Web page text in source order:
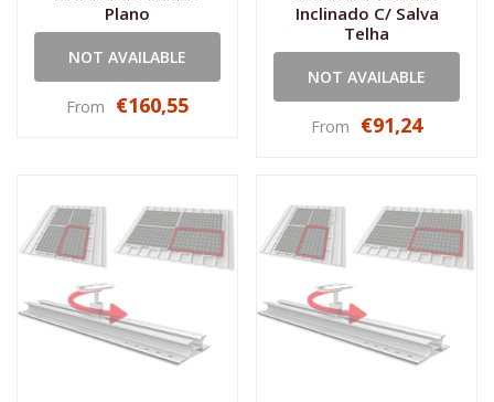
Plano
NOT AVAILABLE
From €160,55
Inclinado C/ Salva
Telha
NOT AVAILABLE
From €91,24